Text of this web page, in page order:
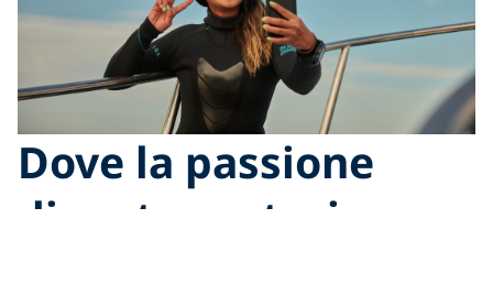
Dove la passione
diventa protezione